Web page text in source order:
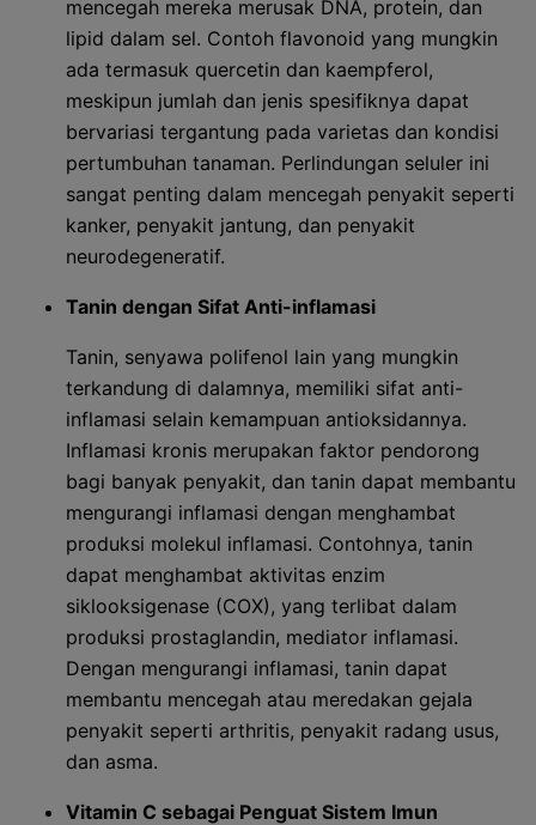
mencegah mereka merusak DNA, protein, dan
lipid dalam sel. Contoh flavonoid yang mungkin
ada termasuk quercetin dan kaempferol,
meskipun jumlah dan jenis spesifiknya dapat
bervariasi tergantung pada varietas dan kondisi
pertumbuhan tanaman. Perlindungan seluler ini
sangat penting dalam mencegah penyakit seperti
kanker, penyakit jantung, dan penyakit
neurodegeneratif.
Tanin dengan Sifat Anti-inflamasi
Tanin, senyawa polifenol lain yang mungkin
terkandung di dalamnya, memiliki sifat anti-
inflamasi selain kemampuan antioksidannya.
Inflamasi kronis merupakan faktor pendorong
bagi banyak penyakit, dan tanin dapat membantu
mengurangi inflamasi dengan menghambat
produksi molekul inflamasi. Contohnya, tanin
dapat menghambat aktivitas enzim
siklooksigenase (COX), yang terlibat dalam
produksi prostaglandin, mediator inflamasi.
Dengan mengurangi inflamasi, tanin dapat
membantu mencegah atau meredakan gejala
penyakit seperti arthritis, penyakit radang usus,
dan asma.
Vitamin C sebagai Penguat Sistem Imun